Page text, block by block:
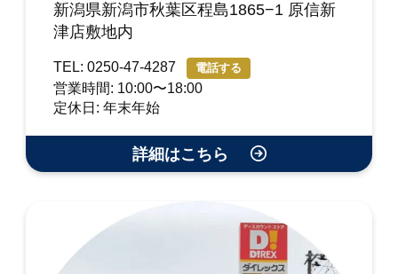
新潟県新潟市秋葉区程島1865−1 原信新
津店敷地内
TEL: 0250-47-4287 電話する
営業時間: 10:00〜18:00
定休日: 年末年始
詳細はこちら